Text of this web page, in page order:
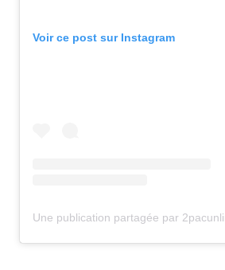
Voir ce post sur Instagram